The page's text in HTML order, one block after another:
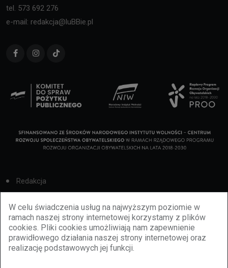
W celu świadczenia usług na najwyższym poziomie w
ramach naszej strony internetowej korzystamy z plików
cookies. Pliki cookies umożliwiają nam zapewnienie
prawidłowego działania naszej strony internetowej oraz
realizację podstawowych jej funkcji.
tel. 573 692 276
e-mail: redakcja@luBBie.pl
Redakcja
Cookies
Reklama
BBiletomania